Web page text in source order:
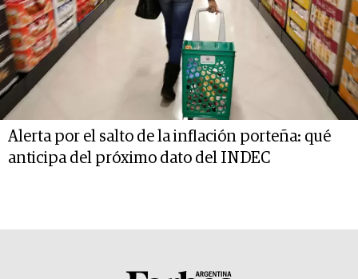
Alerta por el salto de la inflación porteña: qué
anticipa del próximo dato del INDEC